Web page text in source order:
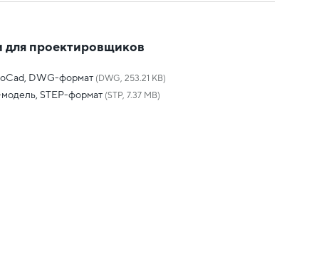
проектировщиков
DWG-формат (DWG, 253.21 KB)
STEP-формат (STP, 7.37 MB)